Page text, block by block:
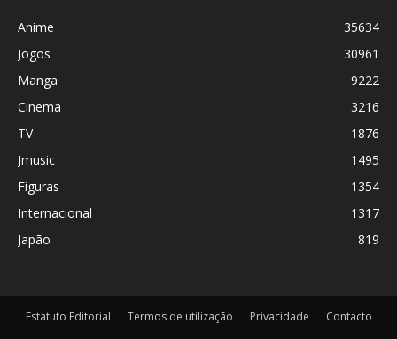
Anime
35634
Jogos
30961
Manga
9222
Cinema
3216
TV
1876
Jmusic
1495
Figuras
1354
Internacional
1317
Japão
819
Estatuto Editorial Termos de utilização Privacidade Contacto